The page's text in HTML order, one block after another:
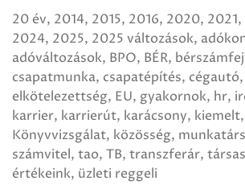
20 év 2014 2015 2016 2020 2021
2024 2025 2025 változások
adóváltozások BPO BÉR
csapatmunka csapatépítés cégautó
elkötelezettség EU gyakornok hr
karrier karrierút karácsony kiemelt
Könyvvizsgálat közösség
számvitel tao TB transzferár
értékeink üzleti reggeli